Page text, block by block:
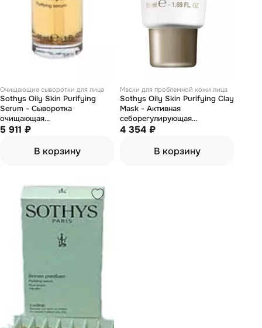
Очищающие сыворотки для лица
Sothys Oily Skin Purifying
Serum - Сыворотка
очищающая
себорегулирующая 30 мл
5 911 ₽
В корзину
Маски для проблемной кожи лица
Sothys Oily Skin Purifying Clay
Mask - Активная
себорегулирующая
очищающая маска 50 мл
4 354 ₽
В корзину